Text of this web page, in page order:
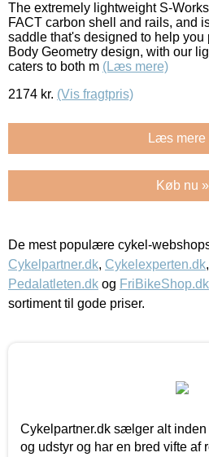
The extremely lightweight S-
FACT carbon shell and rails, and
saddle that's designed to help you
Body Geometry design, with our
caters to both m (Læs mere)
2174 kr. (Vis fragtpris)
Læs mere
Køb nu »
De mest populære cykel-
Cykelpartner.dk, Cykelexperten.dk,
Pedalatleten.dk og FriBikeShop.dk
sortiment til gode priser.
Cykelpartner.dk sælger alt
og udstyr og har en bred vifte af